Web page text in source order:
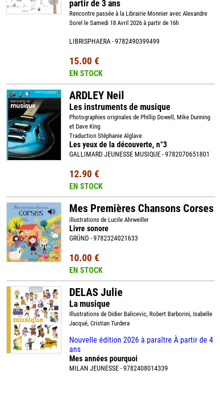
partir de 3 ans
Rencontre passée à la Librairie Monnier avec Alexandre
Sorel le Samedi 18 Avril 2026 à partir de 16h
LIBRISPHAERA - 9782490399499
15.00 €
EN STOCK
ARDLEY Neil
Les instruments de musique
Photographies originales de Phillip Dowell, Mike Dunning
et Dave King
Traduction Stéphanie Alglave
Les yeux de la découverte, n°3
GALLIMARD JEUNESSE MUSIQUE - 9782070651801
12.90 €
EN STOCK
Mes Premières Chansons Corses
illustrations de Lucile Ahrweiller
Livre sonore
GRÜND - 9782324021633
10.00 €
EN STOCK
DELAS Julie
La musique
Illustrations de Didier Balicevic, Robert Barborini, Isabelle
Jacqué, Cristian Turdera
Nouvelle édition 2026 à paraître À partir de 4
ans
Mes années pourquoi
MILAN JEUNESSE - 9782408014339